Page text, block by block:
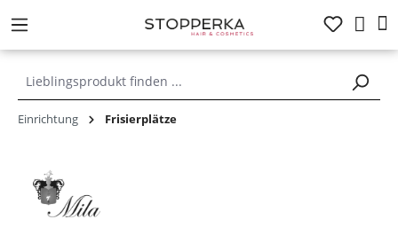
springen
Einrichtung Frisierplätze